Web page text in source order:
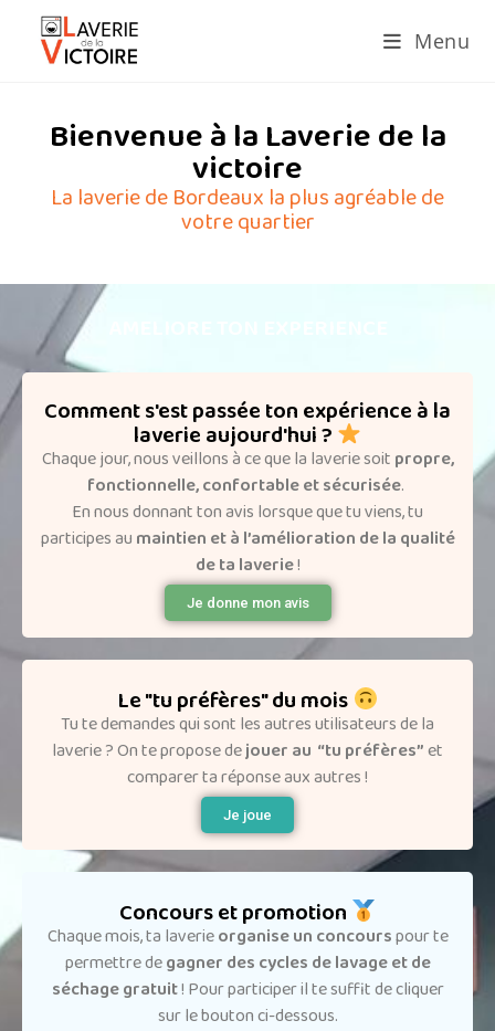
Menu
Bienvenue à la Laverie de la
victoire
La laverie de Bordeaux la plus agréable de
votre quartier
Comment s'est passée ton expérience à la
laverie aujourd'hui ?
Chaque jour, nous veillons à ce que la laverie soit propre,
fonctionnelle, confortable et sécurisée.
En nous donnant ton avis lorsque que tu viens, tu
participes au maintien et à l’amélioration de la qualité
de ta laverie!
Je donne mon avis
Le "tu préfères" du mois
Tu te demandes qui sont les autres utilisateurs de la
laverie ? On te propose dejouer au “tu préfères”et
comparer ta réponse aux autres !
Je joue
Concours et promotion
Chaque mois, ta laverieorganise un concourspour te
permettre degagner des cycles de lavage et de
séchage gratuit! Pour participer il te suffit de cliquer
sur le bouton ci-dessous.